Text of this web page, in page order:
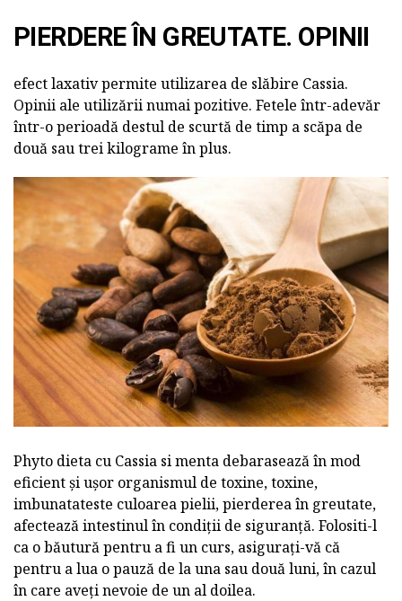
PIERDERE ÎN GREUTATE. OPINII
efect laxativ permite utilizarea de slăbire Cassia.
Opinii ale utilizării numai pozitive. Fetele într-adevăr
într-o perioadă destul de scurtă de timp a scăpa de
două sau trei kilograme în plus.
Phyto dieta cu Cassia si menta debarasează în mod
eficient și ușor organismul de toxine, toxine,
imbunatateste culoarea pielii, pierderea în greutate,
afectează intestinul în condiții de siguranță. Folositi-l
ca o băutură pentru a fi un curs, asigurați-vă că
pentru a lua o pauză de la una sau două luni, în cazul
în care aveți nevoie de un al doilea.